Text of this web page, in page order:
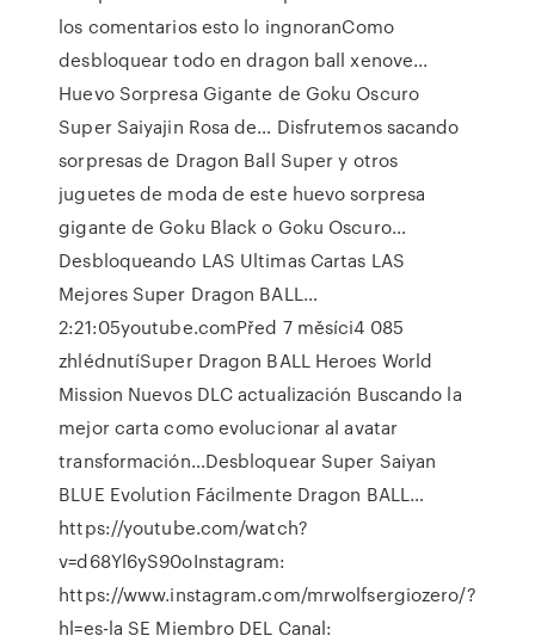
los comentarios esto lo ingnoranComo
desbloquear todo en dragon ball xenove...
Huevo Sorpresa Gigante de Goku Oscuro
Super Saiyajin Rosa de… Disfrutemos sacando
sorpresas de Dragon Ball Super y otros
juguetes de moda de este huevo sorpresa
gigante de Goku Black o Goku Oscuro…
Desbloqueando LAS Ultimas Cartas LAS
Mejores Super Dragon BALL…
2:21:05youtube.comPřed 7 měsíci4 085
zhlédnutíSuper Dragon BALL Heroes World
Mission Nuevos DLC actualización Buscando la
mejor carta como evolucionar al avatar
transformación…Desbloquear Super Saiyan
BLUE Evolution Fácilmente Dragon BALL…
https://youtube.com/watch?
v=d68Yl6yS90oInstagram:
https://www.instagram.com/mrwolfsergiozero/?
hl=es-la SE Miembro DEL Canal: